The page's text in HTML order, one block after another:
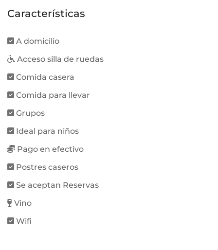
Características
A domicilio
Acceso silla de ruedas
Comida casera
Comida para llevar
Grupos
Ideal para niños
Pago en efectivo
Postres caseros
Se aceptan Reservas
Vino
Wifi